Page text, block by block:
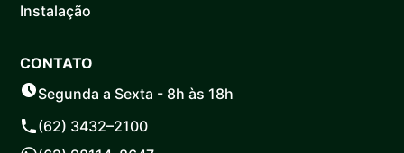
Instalação
CONTATO
Segunda a Sexta - 8h às 18h
(62) 3432–2100